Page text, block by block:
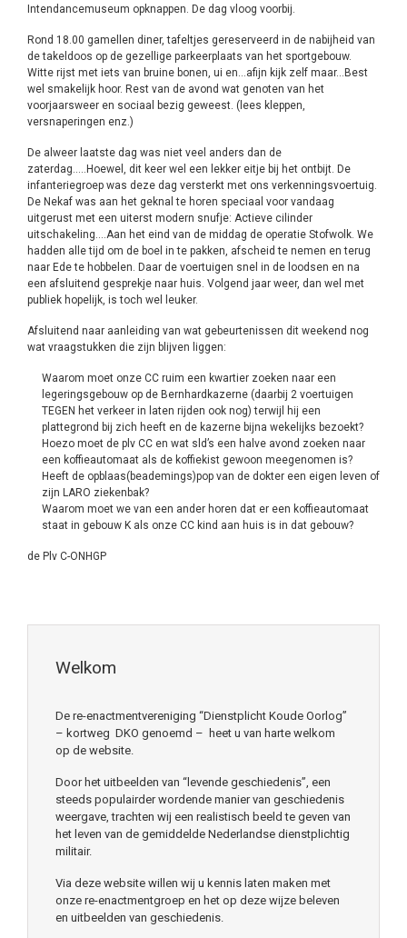
Intendancemuseum opknappen. De dag vloog voorbij.
Rond 18.00 gamellen diner, tafeltjes gereserveerd in de nabijheid van
de takeldoos op de gezellige parkeerplaats van het sportgebouw.
Witte rijst met iets van bruine bonen, ui en…afijn kijk zelf maar…Best
wel smakelijk hoor. Rest van de avond wat genoten van het
voorjaarsweer en sociaal bezig geweest. (lees kleppen,
versnaperingen enz.)
De alweer laatste dag was niet veel anders dan de
zaterdag…..Hoewel, dit keer wel een lekker eitje bij het ontbijt. De
infanteriegroep was deze dag versterkt met ons verkenningsvoertuig.
De Nekaf was aan het geknal te horen speciaal voor vandaag
uitgerust met een uiterst modern snufje: Actieve cilinder
uitschakeling….Aan het eind van de middag de operatie Stofwolk. We
hadden alle tijd om de boel in te pakken, afscheid te nemen en terug
naar Ede te hobbelen. Daar de voertuigen snel in de loodsen en na
een afsluitend gesprekje naar huis. Volgend jaar weer, dan wel met
publiek hopelijk, is toch wel leuker.
Afsluitend naar aanleiding van wat gebeurtenissen dit weekend nog
wat vraagstukken die zijn blijven liggen:
Waarom moet onze CC ruim een kwartier zoeken naar een
legeringsgebouw op de Bernhardkazerne (daarbij 2 voertuigen
TEGEN het verkeer in laten rijden ook nog) terwijl hij een
plattegrond bij zich heeft en de kazerne bijna wekelijks bezoekt?
Hoezo moet de plv CC en wat sld’s een halve avond zoeken naar
een koffieautomaat als de koffiekist gewoon meegenomen is?
Heeft de opblaas(beademings)pop van de dokter een eigen leven of
zijn LARO ziekenbak?
Waarom moet we van een ander horen dat er een koffieautomaat
staat in gebouw K als onze CC kind aan huis is in dat gebouw?
de Plv C-ONHGP
Welkom
De re-enactmentvereniging “Dienstplicht Koude Oorlog”
– kortweg DKO genoemd – heet u van harte welkom
op de website.
Door het uitbeelden van “levende geschiedenis”, een
steeds populairder wordende manier van geschiedenis
weergave, trachten wij een realistisch beeld te geven van
het leven van de gemiddelde Nederlandse dienstplichtig
militair.
Via deze website willen wij u kennis laten maken met
onze re-enactmentgroep en het op deze wijze beleven
en uitbeelden van geschiedenis.